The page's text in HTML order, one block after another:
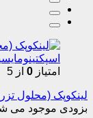
امتیاز 0 از 5
لینکوپک (محلول
بزودی موجود می